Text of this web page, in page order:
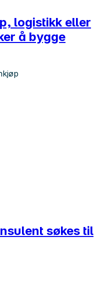
logistikk eller
å bygge
søkes til